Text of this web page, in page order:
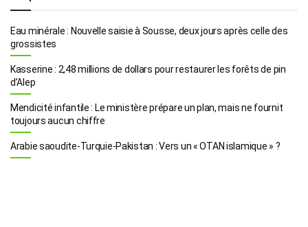
Eau minérale : Nouvelle saisie à Sousse, deux jours après celle des
grossistes
Kasserine : 2,48 millions de dollars pour restaurer les forêts de pin
d’Alep
Mendicité infantile : Le ministère prépare un plan, mais ne fournit
toujours aucun chiffre
Arabie saoudite-Turquie-Pakistan : Vers un « OTAN islamique » ?